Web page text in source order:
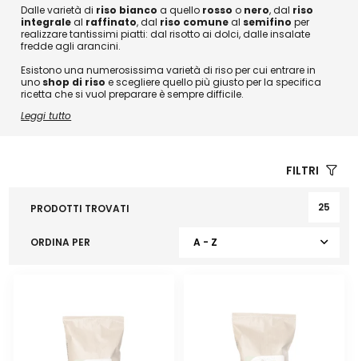
Dalle varietà di riso bianco a quello rossoo nero, dal riso
integraleal raffinato, dal riso comuneal semifino per
realizzare tantissimi piatti: dal risotto ai dolci, dalle insalate
fredde agli arancini.
Esistono una numerosissima varietà di riso per cui entrare in
uno shop di riso e scegliere quello più giusto per la specifica
ricetta che si vuol preparare è sempre difficile.
Leggi tutto
FILTRI
PRODOTTI TROVATI 25
ORDINA PER A - Z